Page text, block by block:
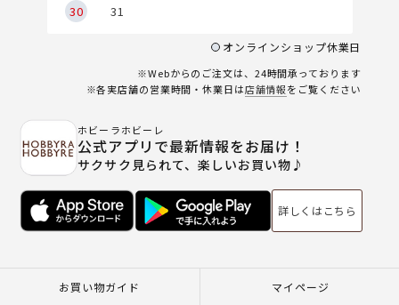
30
31
オンラインショップ休業日
※Webからのご注文は、24時間承っております
※各実店舗の営業時間・休業日は店舗情報をご覧ください
ホビーラホビーレ
公式アプリで最新情報をお届け！
サクサク見られて、楽しいお買い物♪
詳しくはこちら
お買い物ガイド マイページ